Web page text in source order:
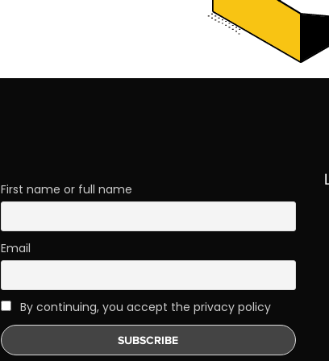
First name or full name
Email
By continuing, you accept the privacy policy